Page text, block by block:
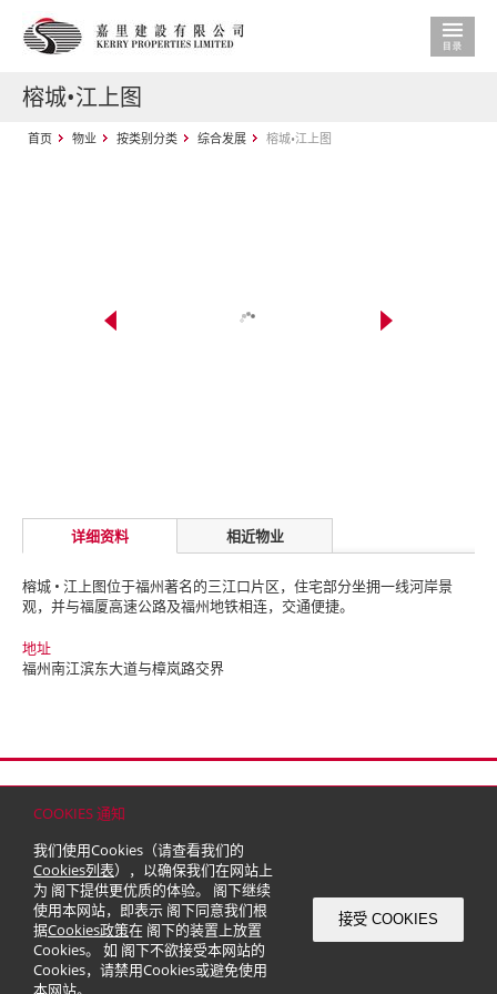
COOKIES 通知
我们使用Cookies（请查看我们的
Cookies列表），以确保我们在网站上
为 阁下提供更优质的体验。 阁下继续
使用本网站，即表示 阁下同意我们根
据Cookies政策在 阁下的装置上放置
Cookies。 如 阁下不欲接受本网站的
Cookies，请禁用Cookies或避免使用
本网站。
接受 COOKIES
榕城•江上图
首页 物业 按类别分类 综合发展 榕城•江上图
详细资料 相近物业
榕城 • 江上图位于福州著名的三江口片区，住宅部分坐拥一线河岸景
观，并与福厦高速公路及福州地铁相连，交通便捷。
地址
福州南江滨东大道与樟岚路交界
© 2026 嘉里建设有限公司 (于百慕达注册成立之有限公司)